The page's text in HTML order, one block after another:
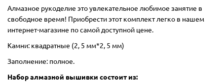
Алмазное рукоделие это увлекательное любимое занятие в
свободное время! Приобрести этот комплект легко в нашем
интернет-магазине по самой доступной цене.
Камни: квадратные (2, 5 мм*2, 5 мм)
Заполнение: полное.
Набор алмазной вышивки состоит из: